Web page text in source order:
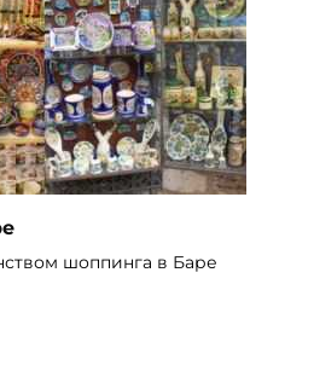
шоппинга в Баре